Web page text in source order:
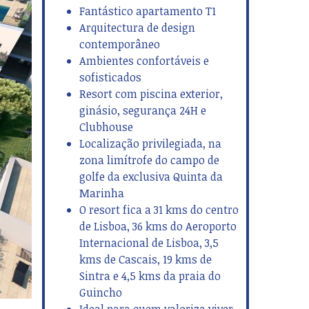
Fantástico apartamento T1
Arquitectura de design
contemporâneo
Ambientes confortáveis e
sofisticados
Resort com piscina exterior,
ginásio, segurança 24H e
Clubhouse
Localização privilegiada, na
zona limítrofe do campo de
golfe da exclusiva Quinta da
Marinha
O resort fica a 31 kms do centro
de Lisboa, 36 kms do Aeroporto
Internacional de Lisboa, 3,5
kms de Cascais, 19 kms de
Sintra e 4,5 kms da praia do
Guincho